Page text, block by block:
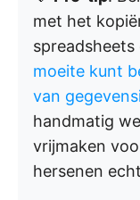
met het
spreadsheets
moeite kunt
van
handmatig
vrijmaken
hersenen